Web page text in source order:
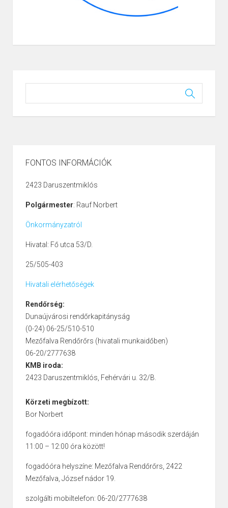
FONTOS INFORMÁCIÓK
2423 Daruszentmiklós
Polgármester: Rauf Norbert
Önkormányzatról
Hivatal: Fő utca 53/D.
25/505-403
Hivatali elérhetőségek
Rendőrség:
Dunaújvárosi rendőrkapitányság
(0-24) 06-25/510-510
Mezőfalva Rendőrőrs (hivatali munkaidőben)
06-20/2777638
KMB iroda:
2423 Daruszentmiklós, Fehérvári u. 32/B.
Körzeti megbízott:
Bor Norbert
fogadóóra időpont: minden hónap második szerdáján
11:00 – 12:00 óra között!
fogadóóra helyszíne: Mezőfalva Rendőrőrs, 2422
Mezőfalva, József nádor 19.
szolgálti mobiltelefon: 06-20/2777638